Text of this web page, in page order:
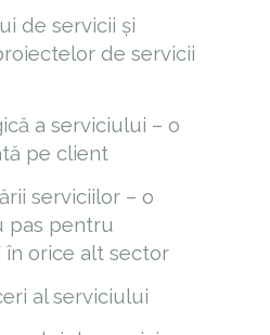
de servicii și
de servicii
a serviciului – o
pe client
serviciilor – o
pas pentru
în orice alt sector
al serviciului